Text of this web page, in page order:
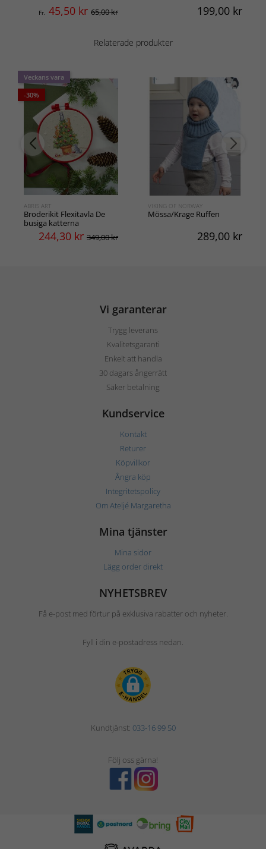
Fr. 45,50 kr 65,00 kr 199,00 kr
Relaterade produkter
Veckans vara
-30%
ABRIS ART
Broderikit Flexitavla De
busiga katterna
244,30 kr 349,00 kr
VIKING OF NORWAY
Mössa/Krage Ruffen
289,00 kr
Vi garanterar
Trygg leverans
Kvalitetsgaranti
Enkelt att handla
30 dagars ångerrätt
Säker betalning
Kundservice
Kontakt
Returer
Köpvillkor
Ångra köp
Integritetspolicy
Om Ateljé Margaretha
Mina tjänster
Mina sidor
Lägg order direkt
NYHETSBREV
Få e-post med förtur på exklusiva rabatter och nyheter.
Fyll i din e-postadress nedan.
Kundtjänst: 033-16 99 50
Följ oss gärna!